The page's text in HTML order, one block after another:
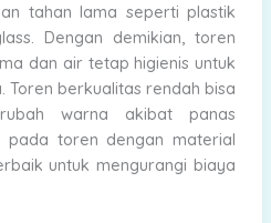
tahan lama seperti plastik
Dengan demikian, toren
dan air tetap higienis untuk
Toren berkualitas rendah bisa
warna akibat panas
pada toren dengan material
untuk mengurangi biaya